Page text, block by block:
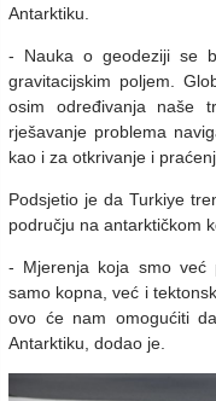
Antarktiku.
- Nauka o geodeziji se
gravitacijskim poljem.
osim određivanja naše
rješavanje problema
kao i za otkrivanje i
Podsjetio je da Turkiye
području na antarktičkom
- Mjerenja koja smo već
samo kopna, već i
ovo će nam omogućiti
Antarktiku, dodao je.